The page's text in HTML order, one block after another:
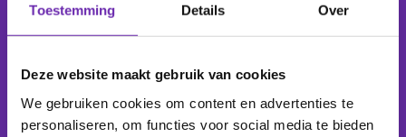
Toestemming Details Over
Deze website maakt gebruik van cookies
We gebruiken cookies om content en advertenties te
personaliseren, om functies voor social media te bieden
Wij beheren1.039.150 domeinnamen voor277.850
klanten.